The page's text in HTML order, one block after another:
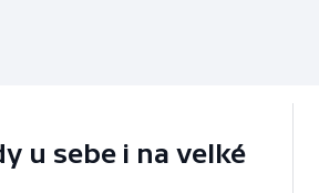
u sebe i na velké